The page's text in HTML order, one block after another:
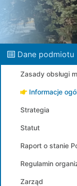
Dane podmiotu
Zasady obsługi
Informacje
Strategia
Statut
Raport o stanie
Regulamin
Zarząd